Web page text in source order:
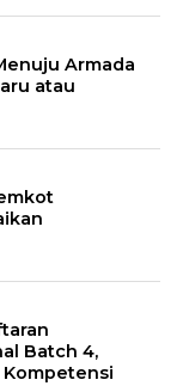
Armada
atau
Batch 4,
Kompetensi